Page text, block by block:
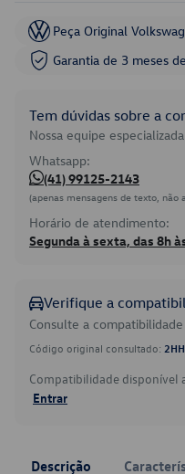
Peça Original
Garantia de 3 meses
Tem dúvidas sobre a
Nossa equipe
Whatsapp:
(41) 99125-2143
(apenas mensagens de texto, não
Horário de atendimento:
Segunda à sexta, das 8h
Verifique a
Consulte a
Código original consultado:
Compatibilidade disponível
Entrar
Descrição